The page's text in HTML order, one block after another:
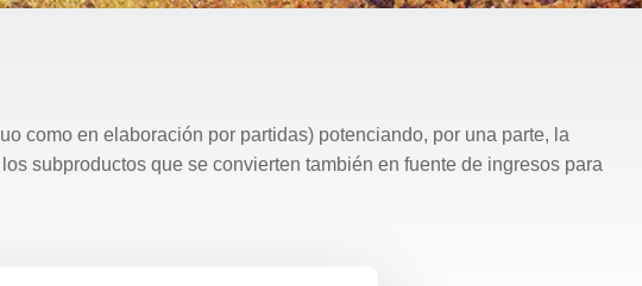
como en elaboración por partidas) potenciando, por una parte, la
subproductos que se convierten también en fuente de ingresos para